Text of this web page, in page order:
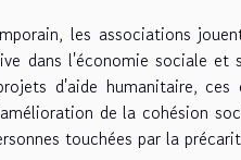
les associations
dans l'économie sociale
d'aide humanitaire,
de la cohésion
touchées par la